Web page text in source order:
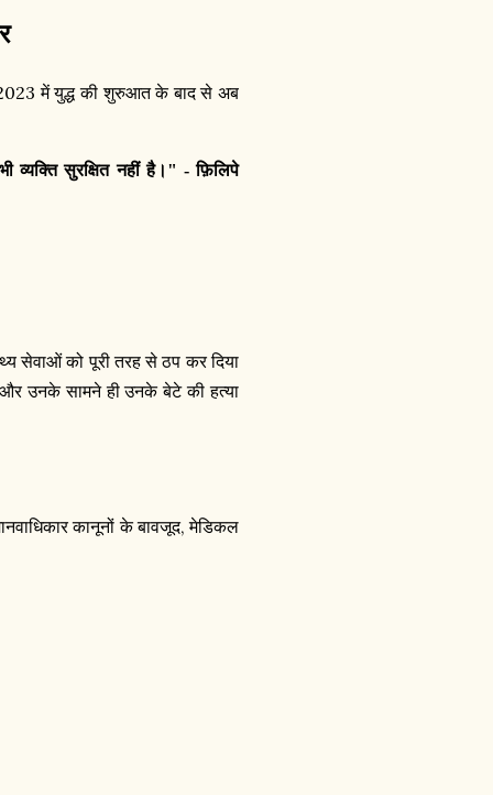
में युद्ध की शुरुआत के बाद से अब
व्यक्ति सुरक्षित नहीं है।" - फ़िलिपे
सेवाओं को पूरी तरह से ठप कर दिया
और उनके सामने ही उनके बेटे की हत्या
कानूनों के बावजूद,मेडिकल